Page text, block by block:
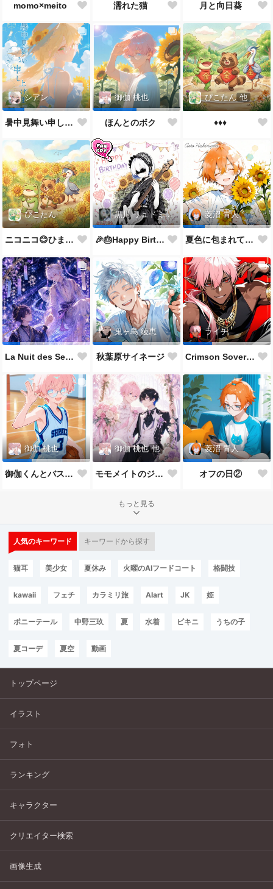
momo×meito 濡れた猫 月と向日葵
シアン
暑中見舞い申し上げます🌻
御伽 桃也
ほんとのボク
ぴこたん 他
♦️♦️♦️
ぴこたん
ニコニコ😊ひまわり🌻
黒川 リュドミーラ
🎉🎂Happy Birthday 🎂🎉
菱沼 青人
夏色に包まれて🌻✨
La Nuit des Sept Étoiles
鬼ヶ島 綾恵
秋葉原サイネージ
ライチ
Crimson Sovereign👑
御伽 桃也
御伽くんとバスケ🏀
御伽 桃也 他
モモメイトのジューンブライド*:✨\( ॑˘ ॑◍\ 💒💍 ﾉ◍ ॑˘ ॑ )ﾉ✨:*
菱沼 青人
オフの日②
もっと見る
人気のキーワード キーワードから探す
猫耳 美少女 夏休み 火曜のAIフードコート 格闘技
kawaii フェチ カラミリ旅 AIart JK 姫
ポニーテール 中野三玖 夏 水着 ビキニ うちの子
夏コーデ 夏空 動画
トップページ
イラスト
フォト
ランキング
キャラクター
クリエイター検索
画像生成